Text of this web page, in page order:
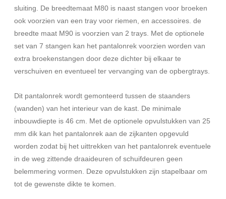
sluiting. De breedtemaat M80 is naast stangen voor broeken
ook voorzien van een tray voor riemen, en accessoires. de
breedte maat M90 is voorzien van 2 trays. Met de optionele
set van 7 stangen kan het pantalonrek voorzien worden van
extra broekenstangen door deze dichter bij elkaar te
verschuiven en eventueel ter vervanging van de opbergtrays.
Dit pantalonrek wordt gemonteerd tussen de staanders
(wanden) van het interieur van de kast. De minimale
inbouwdiepte is 46 cm. Met de optionele opvulstukken van 25
mm dik kan het pantalonrek aan de zijkanten opgevuld
worden zodat bij het uittrekken van het pantalonrek eventuele
in de weg zittende draaideuren of schuifdeuren geen
belemmering vormen. Deze opvulstukken zijn stapelbaar om
tot de gewenste dikte te komen.